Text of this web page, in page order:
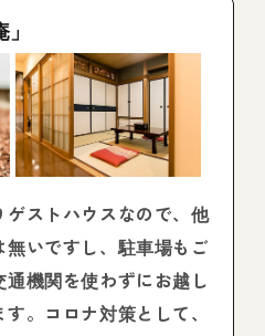
ストハウスなので、他
いですし、駐車場もご
機関を使わずにお越し
。コロナ対策として、